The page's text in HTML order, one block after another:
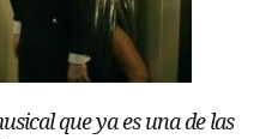
que ya es una de las